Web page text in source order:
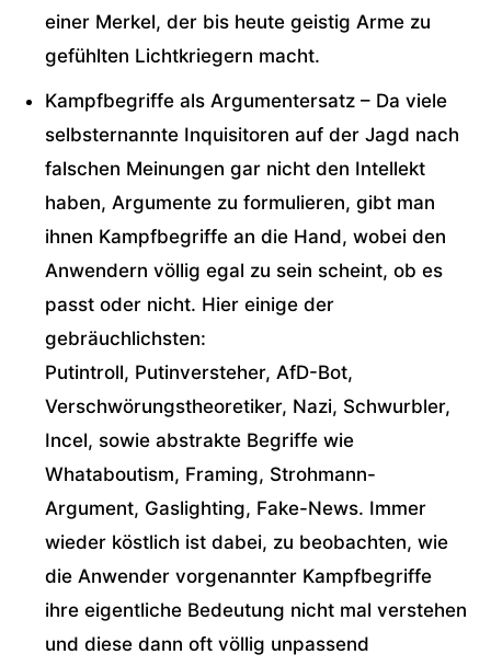
einer Merkel, der bis heute geistig Arme zu
gefühlten Lichtkriegern macht.
Kampfbegriffe als Argumentersatz – Da viele
selbsternannte Inquisitoren auf der Jagd nach
falschen Meinungen gar nicht den Intellekt
haben, Argumente zu formulieren, gibt man
ihnen Kampfbegriffe an die Hand, wobei den
Anwendern völlig egal zu sein scheint, ob es
passt oder nicht. Hier einige der
gebräuchlichsten:
Putintroll, Putinversteher, AfD-Bot,
Verschwörungstheoretiker, Nazi, Schwurbler,
Incel, sowie abstrakte Begriffe wie
Whataboutism, Framing, Strohmann-
Argument, Gaslighting, Fake-News. Immer
wieder köstlich ist dabei, zu beobachten, wie
die Anwender vorgenannter Kampfbegriffe
ihre eigentliche Bedeutung nicht mal verstehen
und diese dann oft völlig unpassend